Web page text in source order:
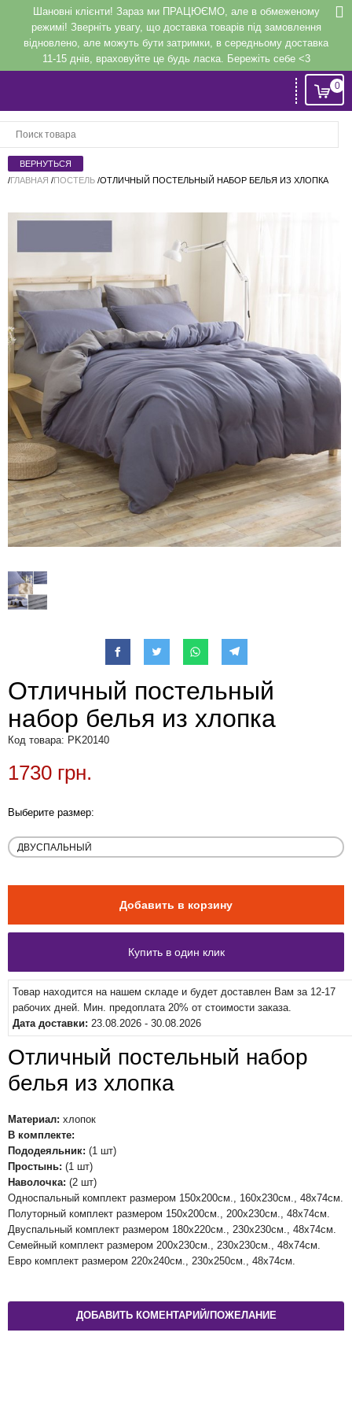
Шановні клієнти! Зараз ми ПРАЦЮЄМО, але в обмеженому
режимі! Зверніть увагу, що доставка товарів під замовлення
відновлено, але можуть бути затримки, в середньому доставка
11-15 днів, враховуйте це будь ласка. Бережіть себе <3
0
/ГЛАВНАЯ /ПОСТЕЛЬ /ОТЛИЧНЫЙ ПОСТЕЛЬНЫЙ НАБОР БЕЛЬЯ ИЗ ХЛОПКА
Отличный постельный
набор белья из хлопка
Код товара: PK20140
1730 грн.
Выберите размер:
Товар находится на нашем складе и будет доставлен Вам за 12-17
рабочих дней. Мин. предоплата 20% от стоимости заказа.
Дата доставки: 23.08.2026 - 30.08.2026
Отличный постельный набор
белья из хлопка
Материал: хлопок
В комплекте:
Пододеяльник: (1 шт)
Простынь: (1 шт)
Наволочка: (2 шт)
Односпальный комплект размером 150х200см., 160х230см., 48х74см.
Полуторный комплект размером 150х200см., 200х230см., 48х74см.
Двуспальный комплект размером 180х220см., 230х230см., 48х74см.
Семейный комплект размером 200х230см., 230х230см., 48х74см.
Евро комплект размером 220х240см., 230х250см., 48х74см.
ДОБАВИТЬ КОМЕНТАРИЙ/ПОЖЕЛАНИЕ
ВходилиРегистрация
Регистрация или авторизация